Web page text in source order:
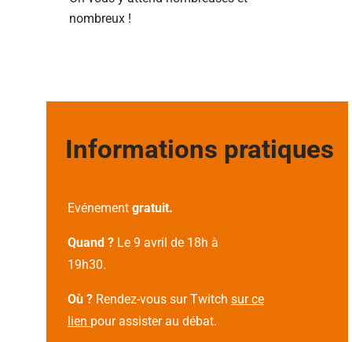
nombreux !
Informations pratiques
Evénement gratuit.
Quand ?Le 9 avril de 18h à
19h30.
Où ?Rendez-vous sur Twitch sur ce
lien pour assister au débat.